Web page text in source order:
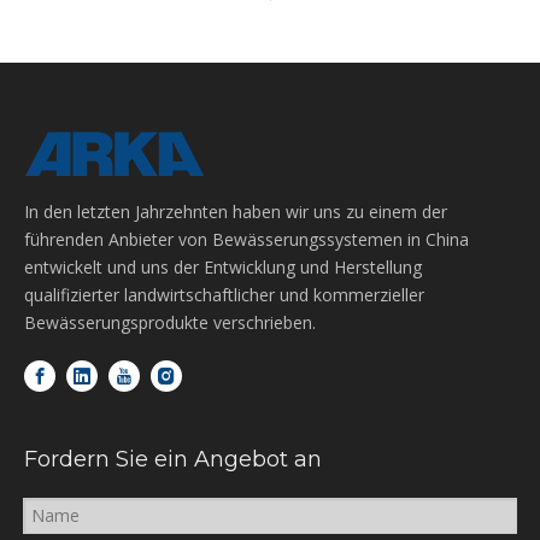
In den letzten Jahrzehnten haben wir uns zu einem der
führenden Anbieter von Bewässerungssystemen in China
entwickelt und uns der Entwicklung und Herstellung
qualifizierter landwirtschaftlicher und kommerzieller
Bewässerungsprodukte verschrieben.
Fordern Sie ein Angebot an